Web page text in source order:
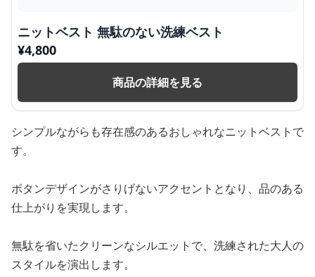
ニットベスト 無駄のない洗練ベスト
¥4,800
商品の詳細を見る
シンプルながらも存在感のあるおしゃれなニットベストで
す。
ボタンデザインがさりげないアクセントとなり、品のある
仕上がりを実現します。
無駄を省いたクリーンなシルエットで、洗練された大人の
スタイルを演出します。